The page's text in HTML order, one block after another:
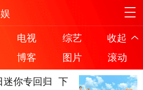
电视 综艺
收起
博客 图片
滚动
迷你专回归 下